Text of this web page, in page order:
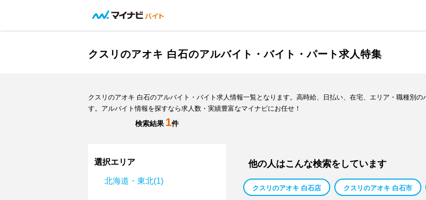
クスリのアオキ 白石のアルバイト・バイト・パート求人特集
クスリのアオキ 白石のアルバイト・バイト求人情報一覧となります。高時給、日払い、在宅、エリア・職種別
す。アルバイト情報を探すなら求人数・実績豊富なマイナビにお任せ！
検索結果 1件
選択エリア
北海道・東北(1)
他の人はこんな検索をしています
クスリのアオキ 白石店 クスリのアオキ 白石市